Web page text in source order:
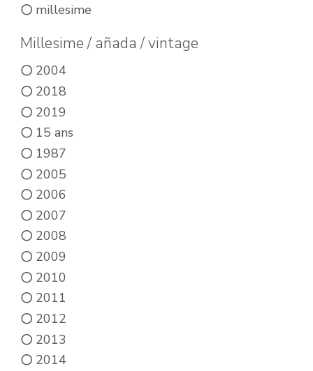
millesime
Millesime / añada / vintage
2004
2018
2019
15 ans
1987
2005
2006
2007
2008
2009
2010
2011
2012
2013
2014